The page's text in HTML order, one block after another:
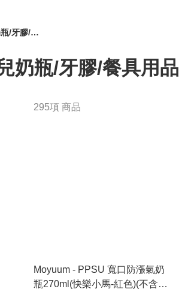
韓國Moyuum嬰兒奶瓶/牙膠/餐具用品
奶瓶/牙膠/餐具用品
295項 商品
Moyuum - PPSU 寬口防漲氣奶
瓶270ml(快樂小馬-紅色)(不含奶